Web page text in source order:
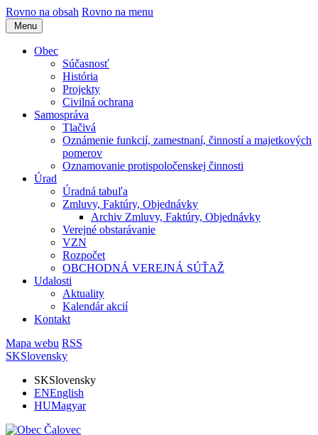
Rovno na obsah Rovno na menu
Menu
Obec
Súčasnosť
História
Projekty
Civilná ochrana
Samospráva
Tlačivá
Oznámenie funkcií, zamestnaní, činností a majetkových
pomerov
Oznamovanie protispoločenskej činnosti
Úrad
Úradná tabuľa
Zmluvy, Faktúry, Objednávky
Archiv Zmluvy, Faktúry, Objednávky
Verejné obstarávanie
VZN
Rozpočet
OBCHODNÁ VEREJNÁ SÚŤAŽ
Udalosti
Aktuality
Kalendár akcií
Kontakt
Mapa webu RSS
SKSlovensky
SKSlovensky
ENEnglish
HUMagyar